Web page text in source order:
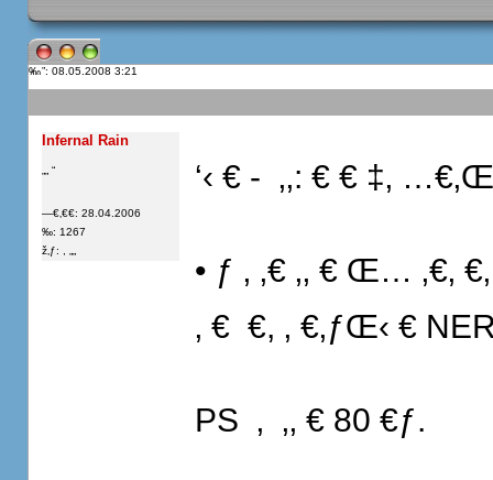
”: 08.05.2008 3:21
Infernal Rain
„„ “
—€‚€€: 28.04.2006
‰: 1267
ž‚ƒ: , „„
‘‹ € -  ‚‚: € € ‡‚ …€‚Œ
• ƒ ‚ ‚€ ‚‚ € Œ… ‚€‚
‚ €  €, ‚ €‚ƒŒ‹ €
PS  ‚  ‚‚ € 80 €ƒ.